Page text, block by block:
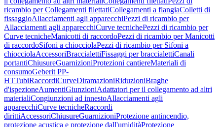
ricambio per Collegamenti filettatiCollegamenti a flangiaColletti di
fissaggioAllacciamenti agli apparecchiPezzi di ricambio per
Allacciamenti agli apparecchiCurve tecnichePezzi di ricambio per
Curve tecnicheManicotti di raccordoPezzi di ricambio per Manicotti
di raccordoSifoni a chiocciolaPezzi di ricambio per Sifoni a
chiocciolaAccessoriBraccialettiFissaggi per braccialettiCanali
portantiChiusureGuarnizioniProtezioni cantiereMateriali di
consumoGeberit PP-
HTTubiRaccordiCurveDiramazioniRiduzioniBraghe
d'ispezioneAumentiGiunzioniAdattatori per il collegamento ad altri
materialiCongiunzioni ad innestoAllacciamenti agli
apparecchiCurve tecnicheRaccordi
dirittiAccessoriChiusureGuarnizioniProtezione antincendio,
protezione acustica e protezione dall'umiditàProtezione